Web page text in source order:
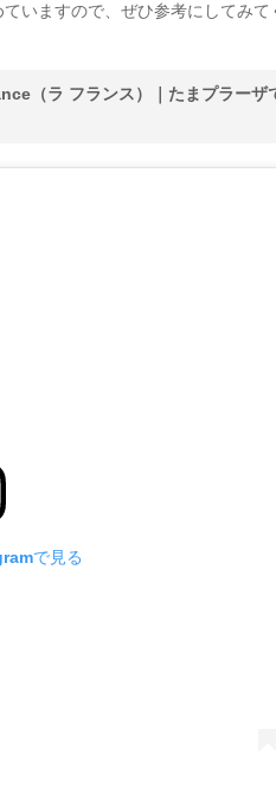
いますので、ぜひ参考にしてみて
（ラ フランス）｜たまプラーザ
で見る